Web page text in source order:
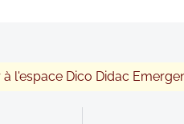
à l'espace Dico Didac